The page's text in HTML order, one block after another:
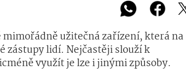
užitečná zařízení, která na
zástupy lidí. Nejčastěji slouží k
využít je lze i jinými způsoby.